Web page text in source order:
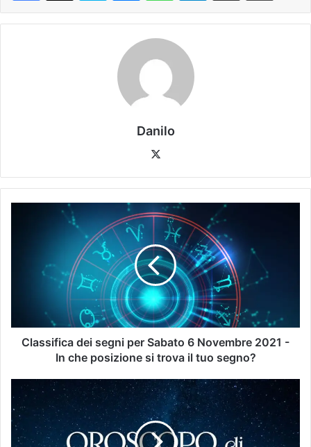
Danilo
Classifica dei segni per Sabato 6 Novembre 2021 -
In che posizione si trova il tuo segno?